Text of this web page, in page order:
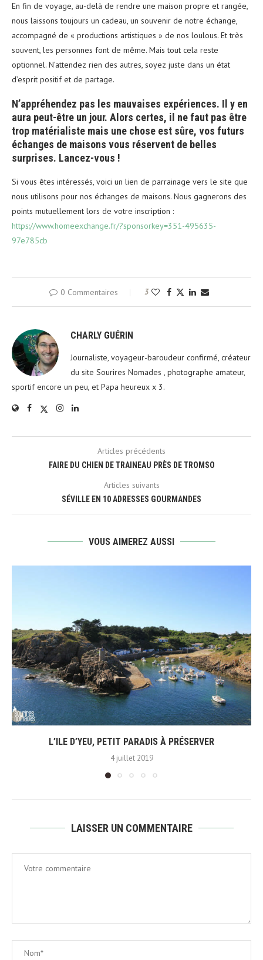
En fin de voyage, au-delà de rendre une maison propre et rangée,
nous laissons toujours un cadeau, un souvenir de notre échange,
accompagné de « productions artistiques » de nos loulous. Et très
souvent, les personnes font de même. Mais tout cela reste
optionnel. N’attendez rien des autres, soyez juste dans un état
d’esprit positif et de partage.
N’appréhendez pas les mauvaises expériences. Il y en
aura peut-être un jour. Alors certes, il ne faut pas être
trop matérialiste mais une chose est sûre, vos futurs
échanges de maisons vous réservent de belles
surprises. Lancez-vous !
Si vous êtes intéressés, voici un lien de parrainage vers le site que
nous utilisons pour nos échanges de maisons. Nous gagnerons des
points mutuellement lors de votre inscription :
https://www.homeexchange.fr/?sponsorkey=351-495635-
97e785cb
0 Commentaires 3
CHARLY GUÉRIN
Journaliste, voyageur-baroudeur confirmé, créateur
du site Sourires Nomades , photographe amateur,
sportif encore un peu, et Papa heureux x 3.
Articles précédents
FAIRE DU CHIEN DE TRAINEAU PRÈS DE TROMSO
Articles suivants
SÉVILLE EN 10 ADRESSES GOURMANDES
VOUS AIMEREZ AUSSI
L’ILE D’YEU, PETIT PARADIS À PRÉSERVER
4 juillet 2019
LAISSER UN COMMENTAIRE